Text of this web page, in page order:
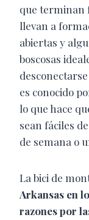
que terminan
llevan a
abiertas y
boscosas
es conocido
lo que hace
sean fáciles
de semana o
La bici de
Arkansas en
razones por